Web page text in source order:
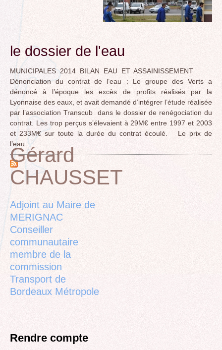
le dossier de l'eau
MUNICIPALES 2014 BILAN EAU ET ASSAINISSEMENT
Dénonciation du contrat de l’eau : Le groupe des Verts a
dénoncé à l’époque les excès de profits réalisés par la
Lyonnaise des eaux, et avait demandé d’intégrer l’étude réalisée
par l’association Transcub dans le dossier de renégociation du
contrat. Les trop perçus s’élevaient à 29M€ entre 1997 et 2003
et 233M€ sur toute la durée du contrat écoulé. Le prix de
l’eau :
Back
to
Gérard
CHAUSSET
Adjoint au Maire de
MERIGNAC
Conseiller
communautaire
membre de la
commission
Transport de
Bordeaux Métropole
Rendre compte